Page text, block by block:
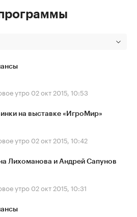
утро02 окт 2015, 10:53
на выставке «ИгроМир»
утро02 окт 2015, 10:42
Лихоманова и Андрей Сапунов
утро02 окт 2015, 10:31